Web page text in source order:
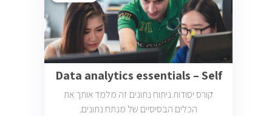
Data analytics essentials – Self
קורס יסודות ניתוח נתונים זה מלמד אותך את
הכלים הבסיסיים של מנתח נתונים.